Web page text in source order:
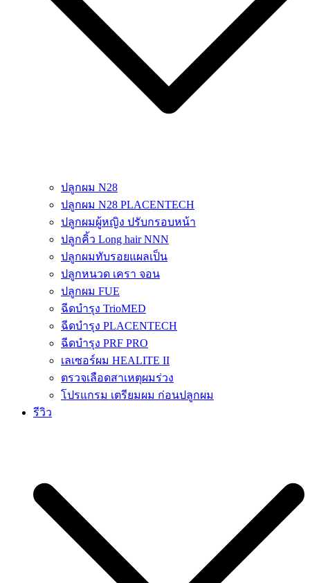
ปลูกผม N28
ปลูกผม N28 PLACENTECH
ปลูกผมผู้หญิง ปรับกรอบหน้า
ปลูกคิ้ว Long hair NNN
ปลูกผมทับรอยแผลเป็น
ปลูกหนวด เครา จอน
ปลูกผม FUE
ฉีดบำรุง TrioMED
ฉีดบำรุง PLACENTECH
ฉีดบำรุง PRF PRO
เลเซอร์ผม HEALITE II
ตรวจเลือดสาเหตุผมร่วง
โปรแกรม เตรียมผม ก่อนปลูกผม
รีวิว